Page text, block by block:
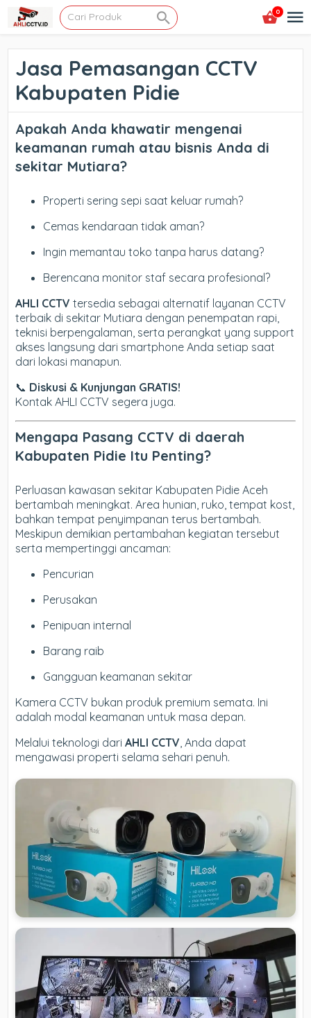
0
Jasa Pemasangan CCTV
Kabupaten Pidie
Apakah Anda khawatir mengenai
keamanan rumah atau bisnis Anda di
sekitar Mutiara?
Properti sering sepi saat keluar rumah?
Cemas kendaraan tidak aman?
Ingin memantau toko tanpa harus datang?
Berencana monitor staf secara profesional?
AHLI CCTV tersedia sebagai alternatif layanan CCTV
terbaik di sekitar Mutiara dengan penempatan rapi,
teknisi berpengalaman, serta perangkat yang support
akses langsung dari smartphone Anda setiap saat
dari lokasi manapun.
📞 Diskusi & Kunjungan GRATIS!
Kontak AHLI CCTV segera juga.
Mengapa Pasang CCTV di daerah
Kabupaten Pidie Itu Penting?
Perluasan kawasan sekitar Kabupaten Pidie Aceh
bertambah meningkat. Area hunian, ruko, tempat kost,
bahkan tempat penyimpanan terus bertambah.
Meskipun demikian pertambahan kegiatan tersebut
serta mempertinggi ancaman:
Pencurian
Perusakan
Penipuan internal
Barang raib
Gangguan keamanan sekitar
Kamera CCTV bukan produk premium semata. Ini
adalah modal keamanan untuk masa depan.
Melalui teknologi dariAHLI CCTV, Anda dapat
mengawasi properti selama sehari penuh.